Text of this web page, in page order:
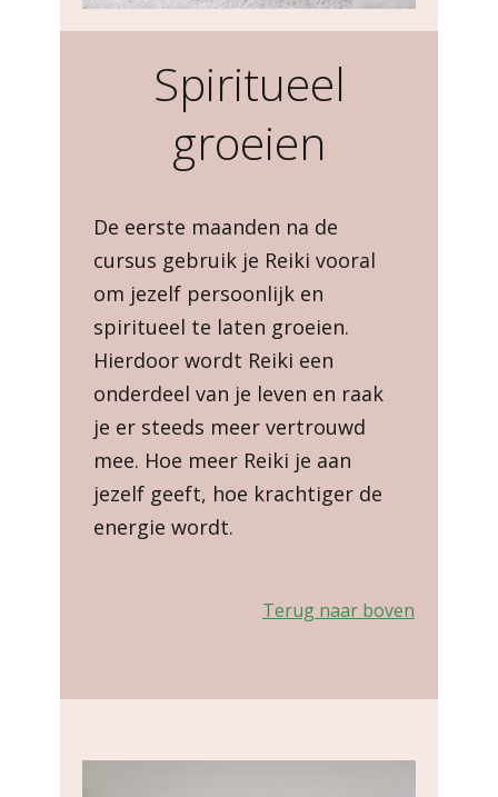
Spiritueel
groeien
De eerste maanden na de
cursus gebruik je Reiki vooral
om jezelf persoonlijk en
spiritueel te laten groeien.
Hierdoor wordt Reiki een
onderdeel van je leven en raak
je er steeds meer vertrouwd
mee. Hoe meer Reiki je aan
jezelf geeft, hoe krachtiger de
energie wordt.
Terug naar boven